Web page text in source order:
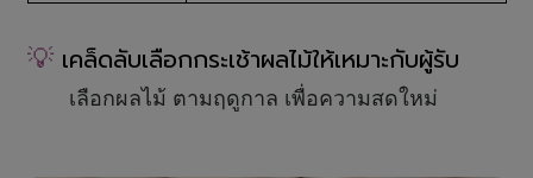
💡 เคล็ดลับเลือกกระเช้าผลไม้ให้เหมาะกับผู้รับ
เลือกผลไม้ ตามฤดูกาล เพื่อความสดใหม่